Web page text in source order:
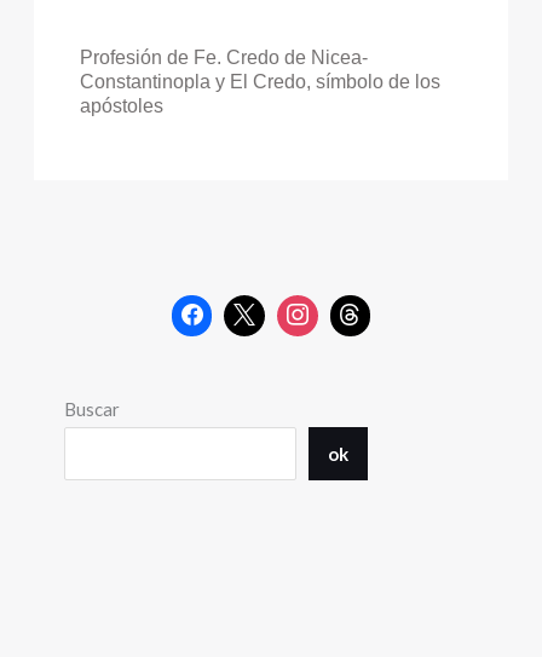
Profesión de Fe. Credo de Nicea-
Constantinopla y El Credo, símbolo de los
apóstoles
Buscar
ok